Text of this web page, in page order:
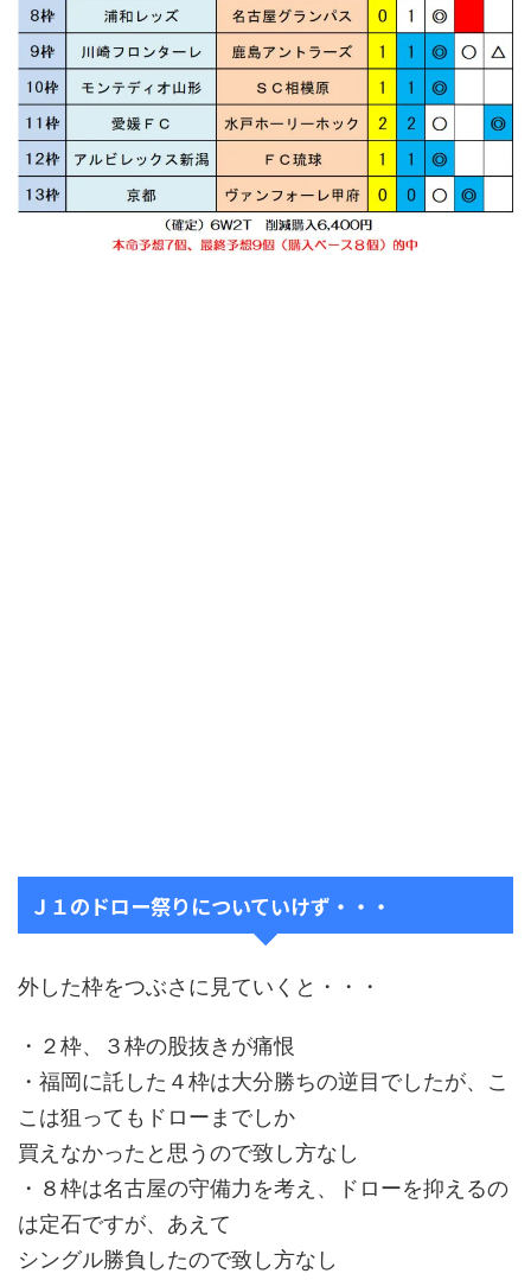
Ｊ１のドロー祭りについていけず・・・
外した枠をつぶさに見ていくと・・・
・２枠、３枠の股抜きが痛恨
・福岡に託した４枠は大分勝ちの逆目でしたが、こ
こは狙ってもドローまでしか
買えなかったと思うので致し方なし
・８枠は名古屋の守備力を考え、ドローを抑えるの
は定石ですが、あえて
シングル勝負したので致し方なし